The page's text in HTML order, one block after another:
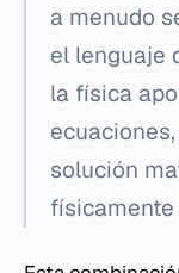
a menudo
el lenguaje
la física
solución
físicamente